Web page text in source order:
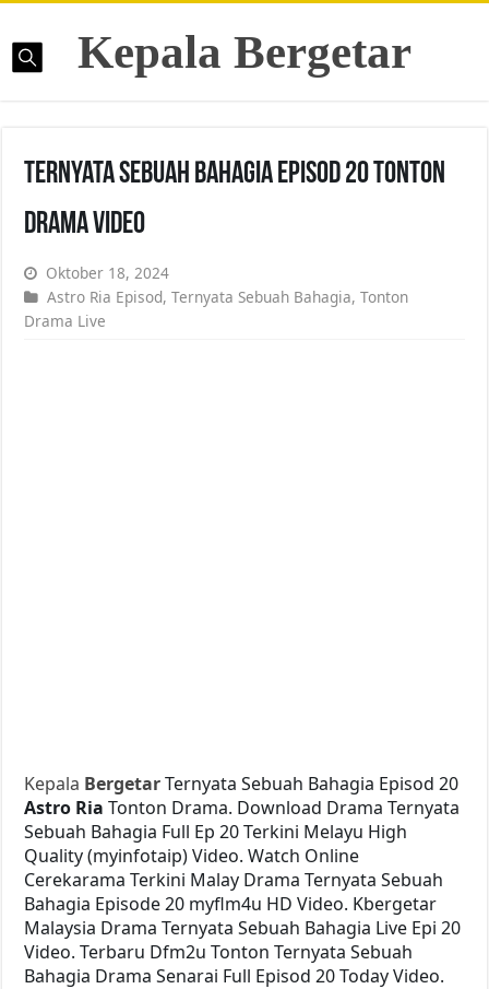
Kepala Bergetar
Ternyata Sebuah Bahagia Episod 20 Tonton
Drama Video
Oktober 18, 2024
Astro Ria Episod,Ternyata Sebuah Bahagia,Tonton
Drama Live
Kepala BergetarTernyata Sebuah Bahagia Episod 20
Astro RiaTonton Drama. Download Drama Ternyata
Sebuah Bahagia Full Ep 20 Terkini Melayu High
Quality (myinfotaip) Video. Watch Online
Cerekarama Terkini Malay Drama Ternyata Sebuah
Bahagia Episode 20 myflm4u HD Video. Kbergetar
Malaysia Drama Ternyata Sebuah Bahagia Live Epi 20
Video. Terbaru Dfm2u Tonton Ternyata Sebuah
Bahagia Drama Senarai Full Episod 20 Today Video.